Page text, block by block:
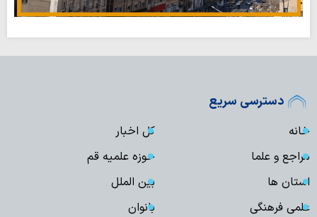
دسترسی سریع
خانه
کل اخبار
مراجع و علما
حوزه علمیه قم
استان ها
بین الملل
علمی فرهنگی
بانوان